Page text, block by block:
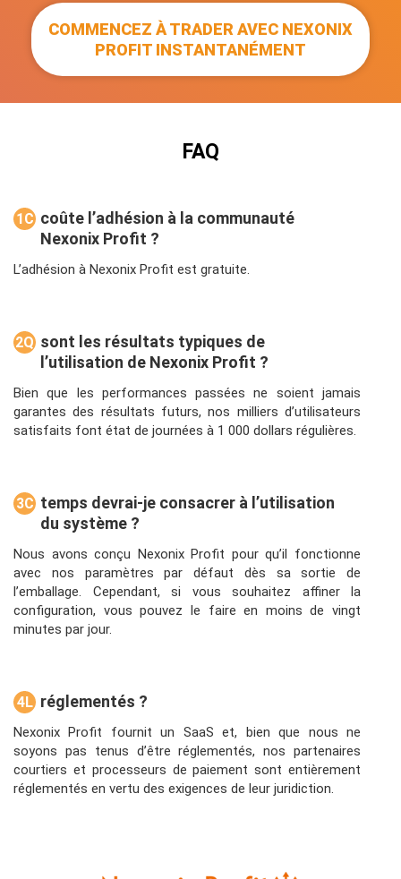
COMMENCEZ À TRADER AVEC NEXONIX
PROFIT INSTANTANÉMENT
FAQ
1C
bie
coûte l’adhésion à la communauté
Nexonix Profit ?
L’adhésion à Nexonix Profit est gratuite.
2Q
s
sont les résultats typiques de
l’utilisation de Nexonix Profit ?
Bien que les performances passées ne soient jamais
garantes des résultats futurs, nos milliers d’utilisateurs
satisfaits font état de journées à 1 000 dollars régulières.
3C
bie
n
de
temps devrai-je consacrer à l’utilisation
du système ?
Nous avons conçu Nexonix Profit pour qu’il fonctionne
avec nos paramètres par défaut dès sa sortie de
l’emballage. Cependant, si vous souhaitez affiner la
configuration, vous pouvez le faire en moins de vingt
minutes par jour.
4L
es
bé
néf
ic
réglementés ?
Nexonix Profit fournit un SaaS et, bien que nous ne
soyons pas tenus d’être réglementés, nos partenaires
courtiers et processeurs de paiement sont entièrement
réglementés en vertu des exigences de leur juridiction.